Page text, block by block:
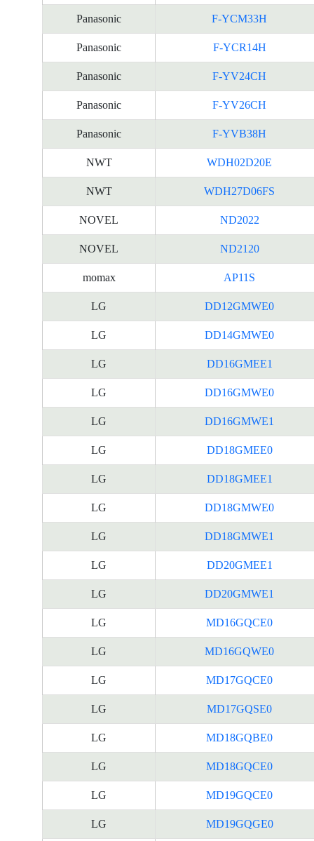
Panasonic F-YCM33H
Panasonic F-YCR14H
Panasonic F-YV24CH
Panasonic F-YV26CH
Panasonic F-YVB38H
NWT WDH02D20E
NWT WDH27D06FS
NOVEL ND2022
NOVEL ND2120
momax AP11S
LG DD12GMWE0
LG DD14GMWE0
LG DD16GMEE1
LG DD16GMWE0
LG DD16GMWE1
LG DD18GMEE0
LG DD18GMEE1
LG DD18GMWE0
LG DD18GMWE1
LG DD20GMEE1
LG DD20GMWE1
LG MD16GQCE0
LG MD16GQWE0
LG MD17GQCE0
LG MD17GQSE0
LG MD18GQBE0
LG MD18GQCE0
LG MD19GQCE0
LG MD19GQGE0